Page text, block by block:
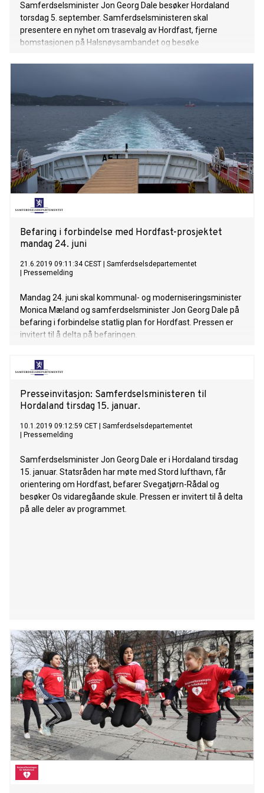
Samferdselsminister Jon Georg Dale besøker Hordaland
torsdag 5. september. Samferdselsministeren skal
presentere en nyhet om trasevalg av Hordfast, fjerne
bomstasjonen på Halsnøysambandet og besøke
Befaring i forbindelse med Hordfast-prosjektet
mandag 24. juni
21.6.2019 09:11:34 CEST
Samferdselsdepartementet
Pressemelding
Mandag 24. juni skal kommunal- og moderniseringsminister
Monica Mæland og samferdselsminister Jon Georg Dale på
befaring i forbindelse statlig plan for Hordfast. Pressen er
invitert til å delta på befaringen.
Presseinvitasjon: Samferdselsministeren til
Hordaland tirsdag 15. januar.
10.1.2019 09:12:59 CET
Samferdselsdepartementet
Pressemelding
Samferdselsminister Jon Georg Dale er i Hordaland tirsdag
15. januar. Statsråden har møte med Stord lufthavn, får
orientering om Hordfast, befarer Svegatjørn-Rådal og
besøker Os vidaregåande skule. Pressen er invitert til å delta
på alle deler av programmet.